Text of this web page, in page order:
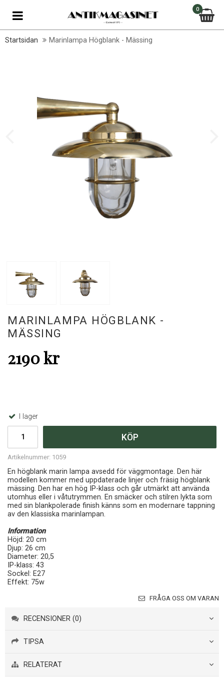
0
Startsidan Marinlampa Högblank - Mässing
MARINLAMPA HÖGBLANK -
MÄSSING
2190 kr
I lager
KÖP
Artikelnummer: 1059
En högblank marin lampa avsedd för väggmontage. Den här
modellen kommer med uppdaterade linjer och fräsig högblank
mässing. Den har en hög IP-klass och går utmärkt att använda
utomhus eller i våtutrymmen. En smäcker och stilren lykta som
med sin blankpolerade finish känns som en modernare tappning
av den klassiska marinlampan.
Information
Höjd: 20 cm
Djup: 26 cm
Diameter: 20,5
IP-klass: 43
Sockel: E27
Effekt: 75w
FRÅGA OSS OM VARAN
RECENSIONER (0)
TIPSA
RELATERAT